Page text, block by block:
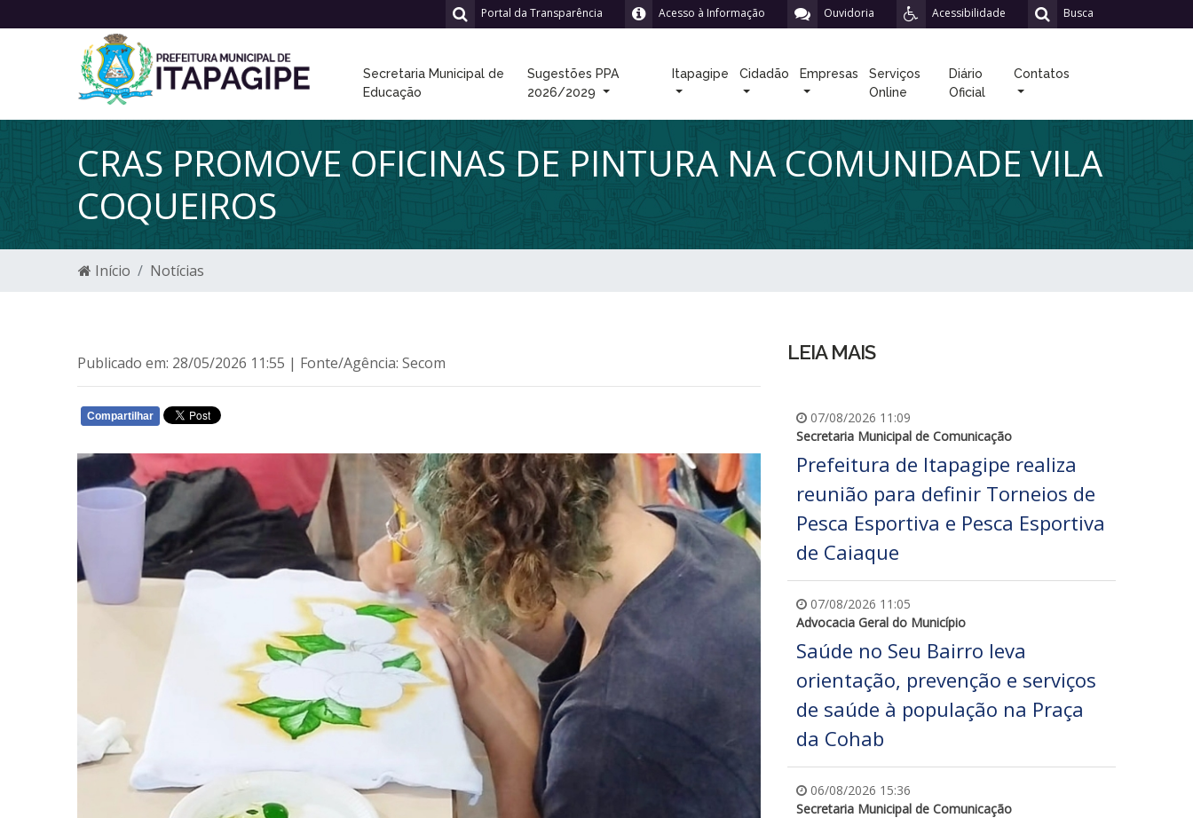
Busca
Acessibilidade
Ouvidoria
Acesso à Informação
Portal da Transparência
Secretaria Municipal de
Educação
Sugestões PPA
2026/2029
Itapagipe Cidadão Empresas
Serviços
Online
Diário
Oficial
Contatos
CRAS PROMOVE OFICINAS DE PINTURA NA COMUNIDADE VILA
COQUEIROS
Início Notícias
Publicado em: 28/05/2026 11:55 | Fonte/Agência: Secom
Compartilhar
LEIA MAIS
07/08/2026 11:09
Secretaria Municipal de Comunicação
Prefeitura de Itapagipe realiza
reunião para definir Torneios de
Pesca Esportiva e Pesca Esportiva
de Caiaque
07/08/2026 11:05
Advocacia Geral do Município
Saúde no Seu Bairro leva
orientação, prevenção e serviços
de saúde à população na Praça
da Cohab
06/08/2026 15:36
Secretaria Municipal de Comunicação